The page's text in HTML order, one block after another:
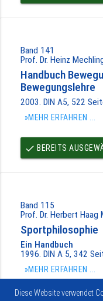
Band 141
Prof. Dr. Heinz
Handbuch
Bewegungslehre
2003. DIN A5, 522
»MEHR ERFAHREN ...
done BEREITS
Band 115
Prof. Dr. Herbert Haag
Sportphilosophie
Ein Handbuch
1996. DIN A 5, 342
»MEHR ERFAHREN ...
Diese Website verwendet